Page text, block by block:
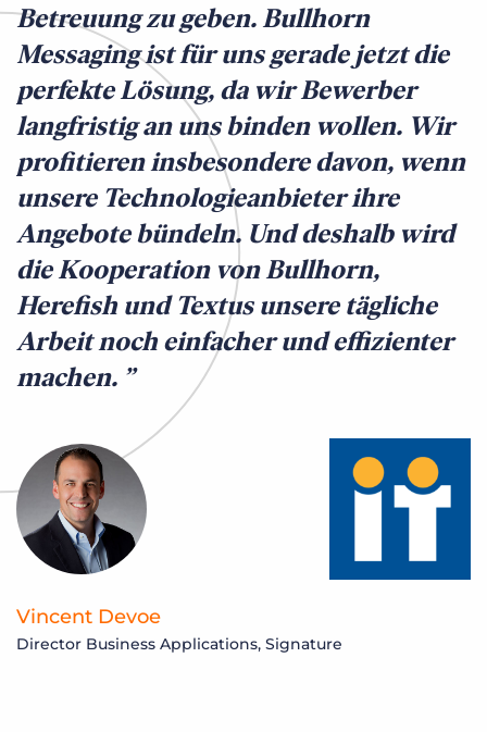
Betreuung zu geben. Bullhorn
Messaging ist für uns gerade jetzt die
perfekte Lösung, da wir Bewerber
langfristig an uns binden wollen. Wir
profitieren insbesondere davon, wenn
unsere Technologieanbieter ihre
Angebote bündeln. Und deshalb wird
die Kooperation von Bullhorn,
Herefish und Textus unsere tägliche
Arbeit noch einfacher und effizienter
machen.
Vincent Devoe
Director Business Applications, Signature